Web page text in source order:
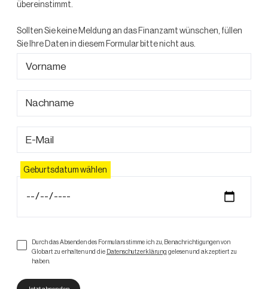
übereinstimmt.​
Sollten Sie keine Meldung an das Finanzamt wünschen, füllen
Sie Ihre Daten in diesem Formular bitte nicht aus.
Geburtsdatum wählen
Durch das Absenden des Formulars stimme ich zu, Benachrichtigungen von
Globart zu erhalten und die Datenschutzerklärung gelesen und akzeptiert zu
haben.